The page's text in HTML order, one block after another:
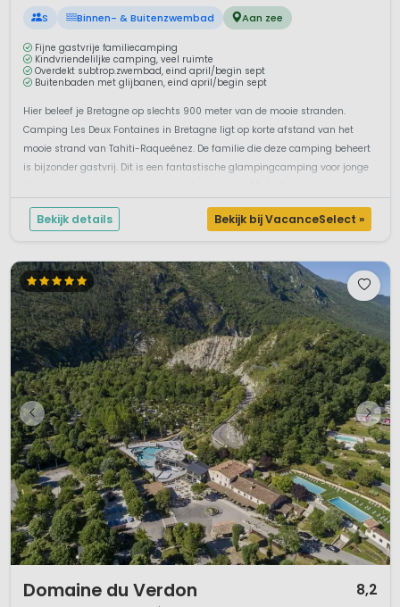
S Binnen- & Buitenzwembad Aan zee
Fijne gastvrije familiecamping
Kindvriendeliljke camping, veel ruimte
Overdekt subtrop.zwembad, eind april/begin sept
Buitenbaden met glijbanen, eind april/begin sept
Hier beleef je Bretagne op slechts 900 meter van de mooie stranden.
Camping Les Deux Fontaines in Bretagne ligt op korte afstand van het
mooie strand van Tahiti-Raqueénez. De familie die deze camping beheert
is bijzonder gastvrij. Dit is een fantastische glampingcamping voor jonge
Bekijk details Bekijk bij VacanceSelect »
Domaine du Verdon 8,2